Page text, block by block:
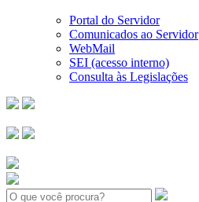
Portal do Servidor
Comunicados ao Servidor
WebMail
SEI (acesso interno)
Consulta às Legislações
Search: